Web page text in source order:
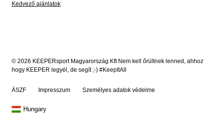
Kedvező ajánlatok
© 2026 KEEPERsport Magyarország Kft Nem kell őrültnek lenned, ahhoz
hogy KEEPER legyél, de segít ;-) #KeepItAll
ÁSZF Impresszum Személyes adatok védelme
Hungary